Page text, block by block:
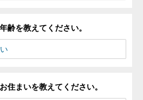
齢を教えてください。
住まいを教えてください。